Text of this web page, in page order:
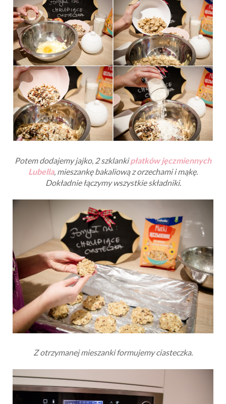
Potem dodajemy jajko, 2 szklankipłatków jęczmiennych
Lubella, mieszankę bakaliową z orzechami i mąkę.
Dokładnie łączymy wszystkie składniki.
Z otrzymanej mieszanki formujemy ciasteczka.